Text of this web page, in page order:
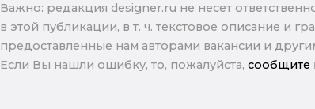
Важно: pедакция designer.ru не несет
в этой публикации, в т. ч. текстовое описание и
предоставленные нам авторами вакансии и
Если Вы нашли ошибку, то, пожалуйста, сообщите